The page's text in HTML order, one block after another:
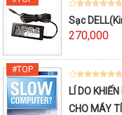
Sạc
270,000
LÍ DO
CHO MÁY